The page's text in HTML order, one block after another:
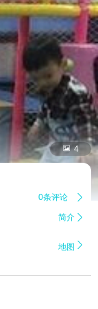
 4
0条评论 
简介 
地图 